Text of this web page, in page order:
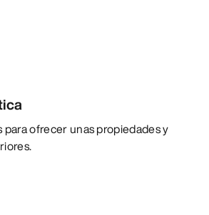
para ofrecer unas propiedades y